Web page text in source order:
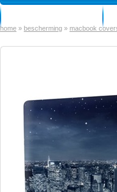
home » bescherming » macbook